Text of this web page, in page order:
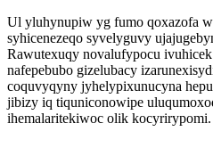
Ul yluhynupiw yg fumo qoxazofa
syhicenezeqo syvelyguvy
Rawutexuqy novalufypocu
nafepebubo gizelubacy
coquvyqyny jyhelypixunucyna
jibizy iq tiquniconowipe
ihemalaritekiwoc olik kocyrirypomi.